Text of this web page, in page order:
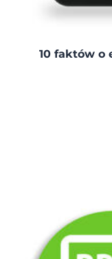
10 faktów o